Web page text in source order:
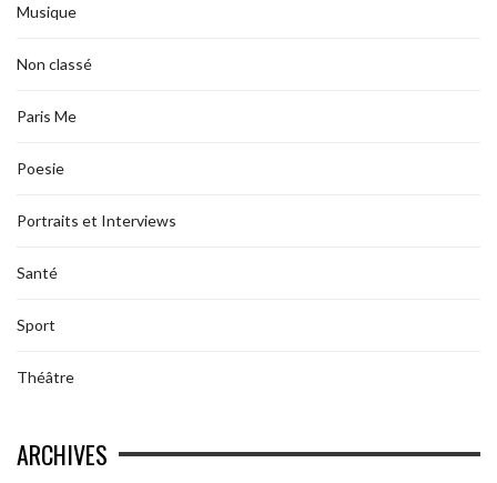
Musique
Non classé
Paris Me
Poesie
Portraits et Interviews
Santé
Sport
Théâtre
ARCHIVES